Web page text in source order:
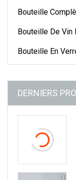
Bouteille
Bouteille De Vin
Bouteille En
DERNIERS